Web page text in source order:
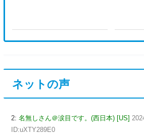
ネットの声
2: 名無しさん＠涙目です。(西日本) [US]
ID:uXTY289E0